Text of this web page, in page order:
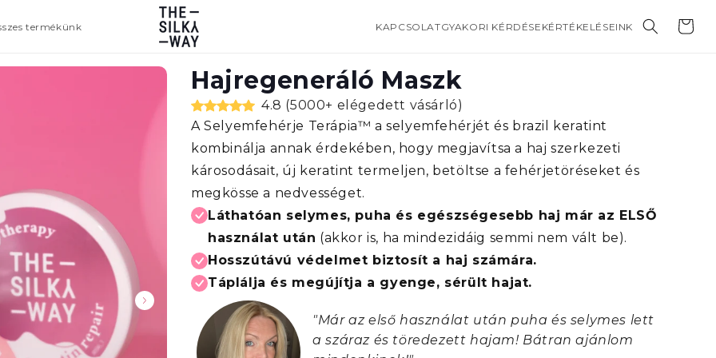
termékünk KAPCSOLATGYAKORI KÉRDÉSEKÉRTÉKELÉSEINK Kosár
Hajregeneráló Maszk
4.8 (5000+ elégedett vásárló)
A Selyemfehérje Terápia™ a selyemfehérjét és brazil keratint
kombinálja annak érdekében, hogy megjavítsa a haj szerkezeti
károsodásait, új keratint termeljen, betöltse a fehérjetöréseket és
megkösse a nedvességet.
Láthatóan selymes, puha és egészségesebb haj már az ELSŐ
használat után (akkor is, ha mindezidáig semmi nem vált be).
Hosszútávú védelmet biztosít a haj számára.
Táplálja és megújítja a gyenge, sérült hajat.
"Már az első használat után puha és selymes lett
a száraz és töredezett hajam! Bátran ajánlom